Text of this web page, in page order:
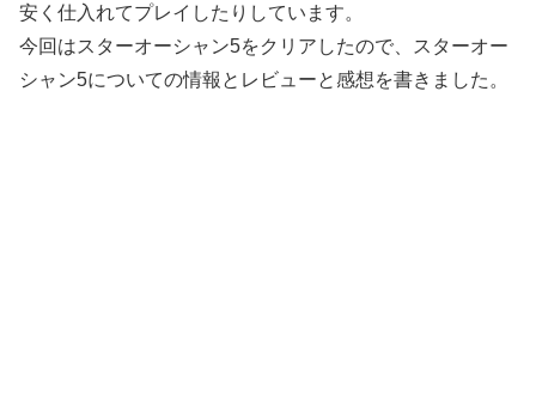
安く仕入れてプレイしたりしています。
今回はスターオーシャン5をクリアしたので、スターオー
シャン5についての情報とレビューと感想を書きました。